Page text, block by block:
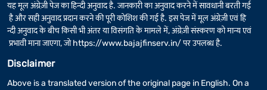
यह मूल अंग्रेज़ी पेज का हिन्दी अनुवाद है. जानकारी का अनुवाद करने में सावधानी बरती गई
है और सही अनुवाद प्रदान करने की पूरी कोशिश की गई है. इस पेज में मूल अंग्रेज़ी एवं हि
न्दी अनुवाद के बीच किसी भी अंतर या विसंगति के मामले में, अंग्रेज़ी संस्करण को मान्य एवं
प्रभावी माना जाएगा, जोhttps://www.bajajfinserv.in/पर उपलब्ध है.
Disclaimer
Above is a translated version of the original page in English. On a